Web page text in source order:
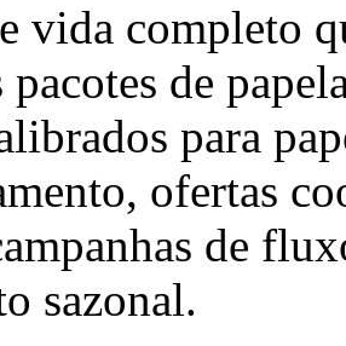
vida completo
pacotes de
para
ofertas
de
sazonal.